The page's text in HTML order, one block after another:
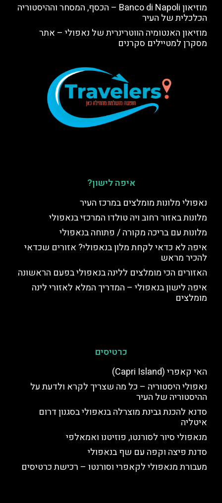
מוזיאון Banco di Napoli – הכסף, המסחר וההיסטוריה
הכלכלית של העיר
מוזיאון האנטומיה הווטרינרית של נאפולי – אתר
מסקרן למטיילים סקרנים
איפה לישון?
נאפולי מלונות מומלצים במרכז העיר
מלונות באזור רחוב ויה טולדו המרכזי בנאפולי
מלונות עם בריכה מקורה / פתוחה בנאפולי
איפה לא כדאי לקחת מלון בנאפולי? אזורים שכדאי
להכיר מראש
האזורים הכי מומלצים ללינה בנאפולי בפעם הראשונה
איפה לישון בנאפולי – המדריך המלא לאזורי לינה
מומלצים
כרטיסים
האי קאפרי (Capri Island)
נאפולי היסטוריה – כל מה שצריך לקרא ולדעת על
ההיסטוריה של העיר
סדנא להכנת גבינת מוצרלה בנאפולי בסגנון דרום
איטליה
מנאפולי סיור לסורנטו, פוזיטנו ואמאלפי
סדנת פיצה וקפה עם שף בנאפולי
מעבורת מנאפולי לקאפרי וסורנטו – רכישת כרטיסים